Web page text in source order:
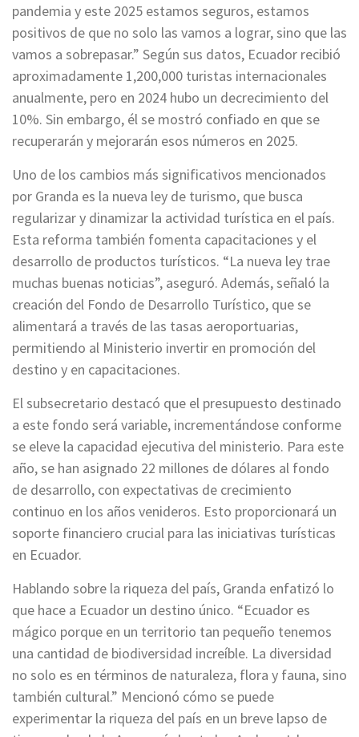
pandemia y este 2025 estamos seguros, estamos
positivos de que no solo las vamos a lograr, sino que las
vamos a sobrepasar.” Según sus datos, Ecuador recibió
aproximadamente 1,200,000 turistas internacionales
anualmente, pero en 2024 hubo un decrecimiento del
10%. Sin embargo, él se mostró confiado en que se
recuperarán y mejorarán esos números en 2025.
Uno de los cambios más significativos mencionados
por Granda es la nueva ley de turismo, que busca
regularizar y dinamizar la actividad turística en el país.
Esta reforma también fomenta capacitaciones y el
desarrollo de productos turísticos. “La nueva ley trae
muchas buenas noticias”, aseguró. Además, señaló la
creación del Fondo de Desarrollo Turístico, que se
alimentará a través de las tasas aeroportuarias,
permitiendo al Ministerio invertir en promoción del
destino y en capacitaciones.
El subsecretario destacó que el presupuesto destinado
a este fondo será variable, incrementándose conforme
se eleve la capacidad ejecutiva del ministerio. Para este
año, se han asignado 22 millones de dólares al fondo
de desarrollo, con expectativas de crecimiento
continuo en los años venideros. Esto proporcionará un
soporte financiero crucial para las iniciativas turísticas
en Ecuador.
Hablando sobre la riqueza del país, Granda enfatizó lo
que hace a Ecuador un destino único. “Ecuador es
mágico porque en un territorio tan pequeño tenemos
una cantidad de biodiversidad increíble. La diversidad
no solo es en términos de naturaleza, flora y fauna, sino
también cultural.” Mencionó cómo se puede
experimentar la riqueza del país en un breve lapso de